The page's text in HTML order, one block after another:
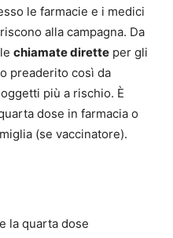
le farmacie e i medici
alla campagna. Da
chiamate dirette per gli
preaderito così da
più a rischio. È
dose in farmacia o
(se vaccinatore).
la quarta dose